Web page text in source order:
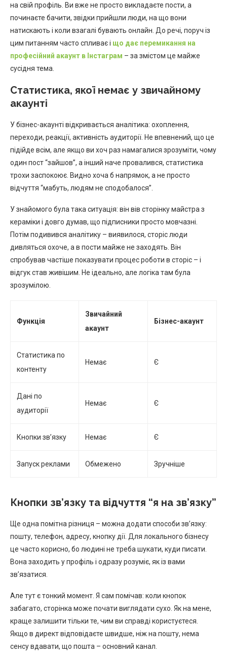
на свій профіль. Ви вже не просто викладаєте пости, а
починаєте бачити, звідки прийшли люди, на що вони
натискають і коли взагалі бувають онлайн. До речі, поруч із
цим питанням часто спливає і що дає перемикання на
професійний акаунт в Інстаграм – за змістом це майже
сусідня тема.
Статистика, якої немає у звичайному
акаунті
У бізнес-акаунті відкривається аналітика: охоплення,
переходи, реакції, активність аудиторії. Не впевнений, що це
підійде всім, але якщо ви хоч раз намагалися зрозуміти, чому
один пост “зайшов”, а інший наче провалився, статистика
трохи заспокоює. Видно хоча б напрямок, а не просто
відчуття “мабуть, людям не сподобалося”.
У знайомого була така ситуація: він вів сторінку майстра з
кераміки і довго думав, що підписники просто мовчазні.
Потім подивився аналітику – виявилося, сторіс люди
дивляться охоче, а в пости майже не заходять. Він
спробував частіше показувати процес роботи в сторіс – і
відгук став живішим. Не ідеально, але логіка там була
зрозумілою.
Функція
Звичайний
акаунт
Бізнес-акаунт
Статистика по
контенту
Немає Є
Дані по
аудиторії
Немає Є
Кнопки зв’язку Немає Є
Запуск реклами Обмежено Зручніше
Кнопки зв’язку та відчуття “я на зв’язку”
Ще одна помітна різниця – можна додати способи зв’язку:
пошту, телефон, адресу, кнопку дії. Для локального бізнесу
це часто корисно, бо людині не треба шукати, куди писати.
Вона заходить у профіль і одразу розуміє, як із вами
зв’язатися.
Але тут є тонкий момент. Я сам помічав: коли кнопок
забагато, сторінка може почати виглядати сухо. Як на мене,
краще залишити тільки те, чим ви справді користуєтеся.
Якщо в директ відповідаєте швидше, ніж на пошту, нема
сенсу вдавати, що пошта – основний канал.